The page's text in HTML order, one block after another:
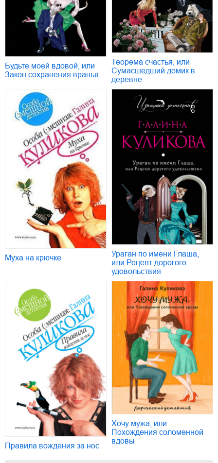
Будьте моей вдовой, или
Закон сохранения вранья
Теорема счастья, или
Сумасшедший домик в
деревне
Муха на крючке
Ураган по имени Глаша,
или Рецепт дорогого
удовольствия
Правила вождения за нос
Хочу мужа, или
Похождения соломенной
вдовы